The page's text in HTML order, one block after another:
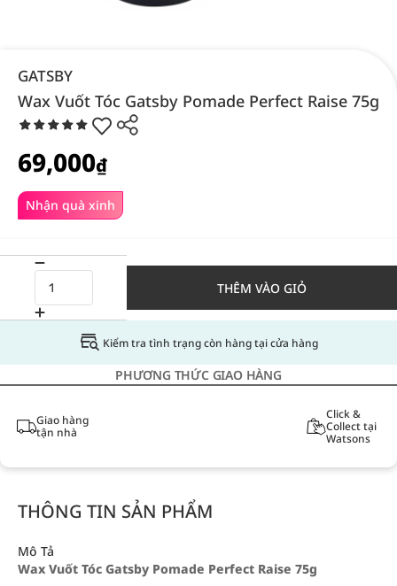
GATSBY
Wax Vuốt Tóc Gatsby Pomade Perfect Raise 75g
Nhận quà xinh
69,000₫
THÊM VÀO GIỎ
Kiểm tra tình trạng còn hàng tại cửa hàng
PHƯƠNG THỨC GIAO HÀNG
Giao hàng
tận nhà
Click &
Collect tại
Watsons
THÔNG TIN SẢN PHẨM
Mô Tả
Wax Vuốt Tóc Gatsby Pomade Perfect Raise 75g